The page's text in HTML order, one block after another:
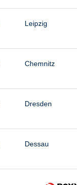
Leipzig
Chemnitz
Dresden
Dessau